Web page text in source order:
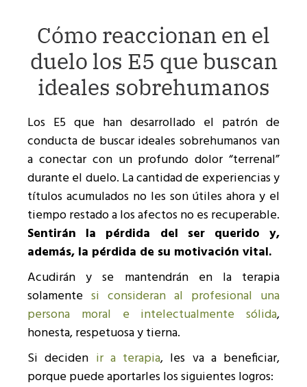
Cómo reaccionan en el
duelo los E5 que buscan
ideales sobrehumanos
Los E5 que han desarrollado el patrón de
conducta de buscar ideales sobrehumanos van
a conectar con un profundo dolor “terrenal”
durante el duelo. La cantidad de experiencias y
títulos acumulados no les son útiles ahora y el
tiempo restado a los afectos no es recuperable.
Sentirán la pérdida del ser querido y,
además, la pérdida de su motivación vital.
Acudirán y se mantendrán en la terapia
solamente si consideran al profesional una
persona moral e intelectualmente sólida,
honesta, respetuosa y tierna.
Si deciden ir a terapia, les va a beneficiar,
porque puede aportarles los siguientes logros: